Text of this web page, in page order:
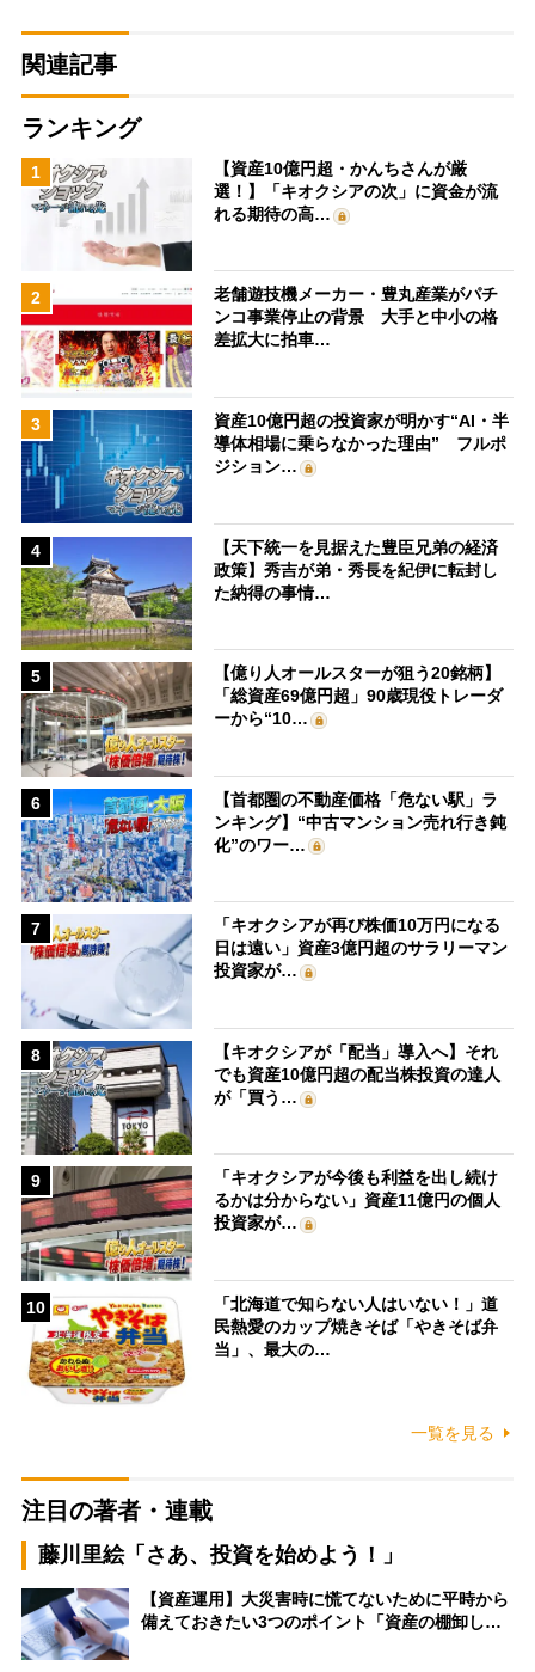
関連記事
ランキング
1
【資産10億円超・かんちさんが厳
選！】「キオクシアの次」に資金が流
れる期待の高…
2
老舗遊技機メーカー・豊丸産業がパチ
ンコ事業停止の背景 大手と中小の格
差拡大に拍車…
3
資産10億円超の投資家が明かす“AI・半
導体相場に乗らなかった理由” フルポ
ジション…
4
【天下統一を見据えた豊臣兄弟の経済
政策】秀吉が弟・秀長を紀伊に転封し
た納得の事情…
5
【億り人オールスターが狙う20銘柄】
「総資産69億円超」90歳現役トレーダ
ーから“10…
6
【首都圏の不動産価格「危ない駅」ラ
ンキング】“中古マンション売れ行き鈍
化”のワー…
7
「キオクシアが再び株価10万円になる
日は遠い」資産3億円超のサラリーマン
投資家が…
8
【キオクシアが「配当」導入へ】それ
でも資産10億円超の配当株投資の達人
が「買う…
9
「キオクシアが今後も利益を出し続け
るかは分からない」資産11億円の個人
投資家が…
10
「北海道で知らない人はいない！」道
民熱愛のカップ焼きそば「やきそば弁
当」、最大の…
一覧を見る
注目の著者・連載
藤川里絵「さあ、投資を始めよう！」
【資産運用】大災害時に慌てないために平時から
備えておきたい3つのポイント「資産の棚卸し…